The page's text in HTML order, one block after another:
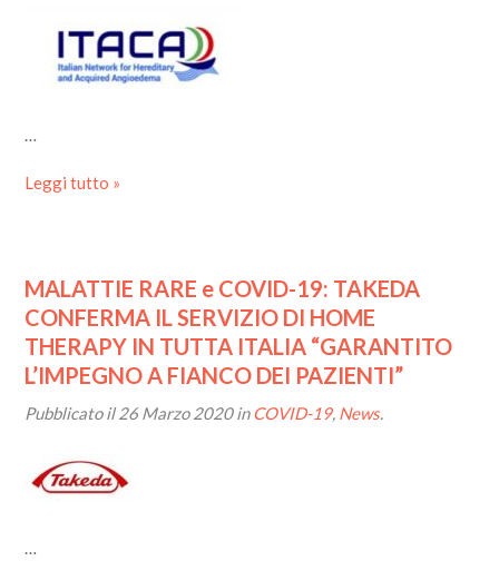
…
Leggi tutto »
MALATTIE RARE e COVID-19: TAKEDA
CONFERMA IL SERVIZIO DI HOME
THERAPY IN TUTTA ITALIA “GARANTITO
L’IMPEGNO A FIANCO DEI PAZIENTI”
Pubblicato il26 Marzo 2020inCOVID-19, News.
…